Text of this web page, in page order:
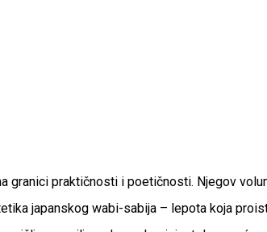
granici praktičnosti i poetičnosti. Njegov
japanskog wabi-sabija – lepota koja